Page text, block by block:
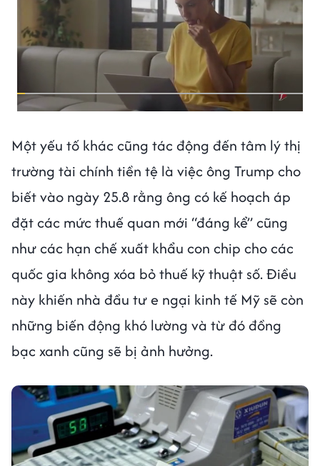
Một yếu tố khác cũng tác động đến tâm lý thị
trường tài chính tiền tệ là việc ông Trump cho
biết vào ngày 25.8 rằng ông có kế hoạch áp
đặt các mức thuế quan mới “đáng kể” cũng
như các hạn chế xuất khẩu con chip cho các
quốc gia không xóa bỏ thuế kỹ thuật số. Điều
này khiến nhà đầu tư e ngại kinh tế Mỹ sẽ còn
những biến động khó lường và từ đó đồng
bạc xanh cũng sẽ bị ảnh hưởng.